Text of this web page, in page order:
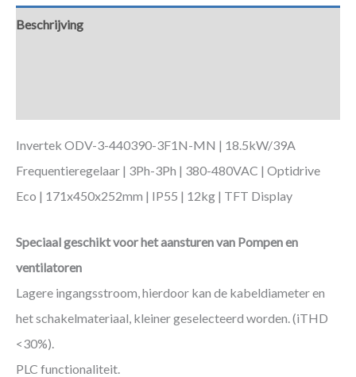
Beschrijving
Invertek ODV-3-440390-3F1N-MN | 18.5kW/39A
Frequentieregelaar | 3Ph-3Ph | 380-480VAC | Optidrive
Eco | 171x450x252mm | IP55 | 12kg | TFT Display
Speciaal geschikt voor het aansturen van Pompen en
ventilatoren
Lagere ingangsstroom, hierdoor kan de kabeldiameter en
het schakelmateriaal, kleiner geselecteerd worden. (iTHD
<30%).
PLC functionaliteit.